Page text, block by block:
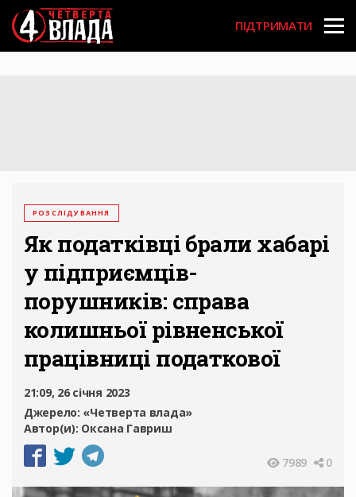
Перейти
до
основного
вмісту
User
account
ПІДТРИМАТИ
РОЗСЛІДУВАННЯ
Як податківці брали хабарі
у підприємців-
порушників: справа
колишньої рівненської
працівниці податкової
21:09, 26 січня 2023
Джерело: «Четверта влада»
Автор(и): Оксана Гавриш
7989 0